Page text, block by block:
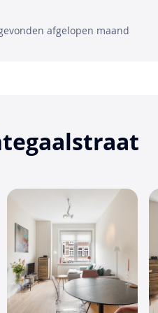
afgelopen maand